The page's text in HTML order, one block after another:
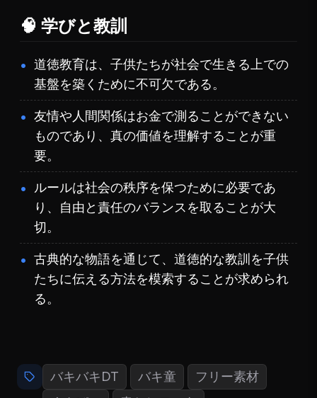
🧠 学びと教訓
道徳教育は、子供たちが社会で生きる上での
基盤を築くために不可欠である。
友情や人間関係はお金で測ることができない
ものであり、真の価値を理解することが重
要。
ルールは社会の秩序を保つために必要であ
り、自由と責任のバランスを取ることが大
切。
古典的な物語を通じて、道徳的な教訓を子供
たちに伝える方法を模索することが求められ
る。
バキバキDT バキ童
フリー素材